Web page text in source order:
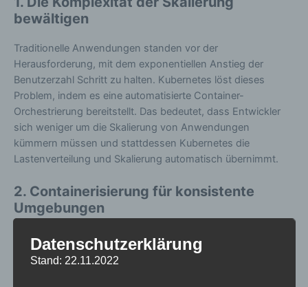
bewältigen
Traditionelle Anwendungen standen vor der
Herausforderung, mit dem exponentiellen Anstieg der
Benutzerzahl Schritt zu halten. Kubernetes löst dieses
Problem, indem es eine automatisierte Container-
Orchestrierung bereitstellt. Das bedeutet, dass Entwickler
sich weniger um die Skalierung von Anwendungen
kümmern müssen und stattdessen Kubernetes die
Lastenverteilung und Skalierung automatisch übernimmt.
2. Containerisierung für konsistente
Umgebungen
Kubernetes baut auf dem Konzept von Containern auf, was
eine konsistente Umgebung von der lokalen Entwicklung
Datenschutzerklärung
Stand: 22.11.2022